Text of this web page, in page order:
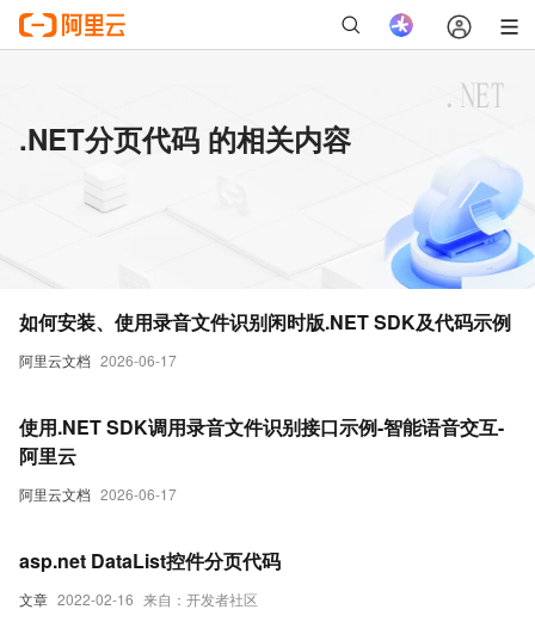
.NET分页代码 的相关内容
阿里云文档 2026-06-17
如何安装、使用录音文件识别闲时版.NET SDK及代码示例
阿里云文档 2026-06-17
使用.NET SDK调用录音文件识别接口示例-智能语音交互-
阿里云
文章 2022-02-16 来自：开发者社区
asp.net DataList控件分页代码